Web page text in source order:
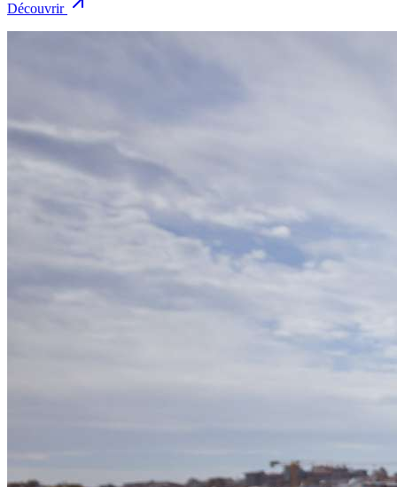
Découvrir